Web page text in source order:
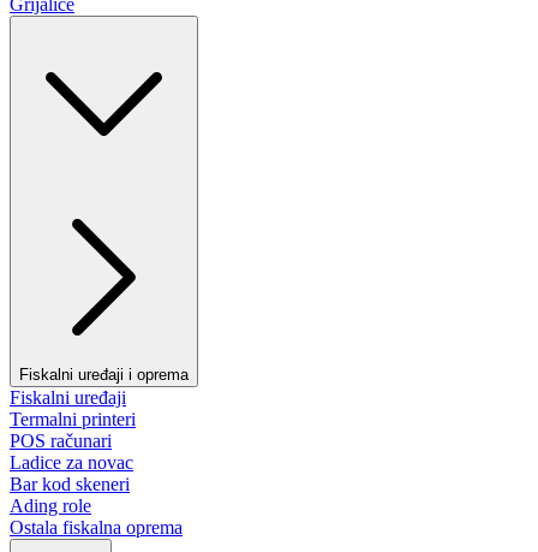
Grijalice
Fiskalni uređaji i oprema
Fiskalni uređaji
Termalni printeri
POS računari
Ladice za novac
Bar kod skeneri
Ading role
Ostala fiskalna oprema